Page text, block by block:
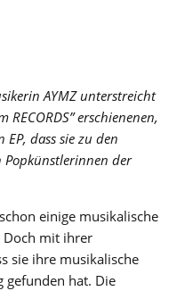
AYMZ unterstreicht
erschienenen,
dass sie zu den
Popkünstlerinnen der
einige musikalische
Doch mit ihrer
sie ihre musikalische
gefunden hat. Die